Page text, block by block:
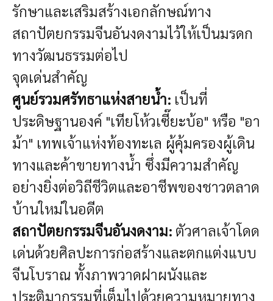
รักษาและเสริมสร้างเอกลักษณ์ทาง
สถาปัตยกรรมจีนอันงดงามไว้ให้เป็นมรดก
ทางวัฒนธรรมต่อไป
จุดเด่นสำคัญ
ศูนย์รวมศรัทธาแห่งสายน้ำ: เป็นที่
ประดิษฐานองค์ "เทียโห้วเซี๊ยะบ้อ" หรือ "อา
ม้า" เทพเจ้าแห่งท้องทะเล ผู้คุ้มครองผู้เดิน
ทางและค้าขายทางน้ำ ซึ่งมีความสำคัญ
อย่างยิ่งต่อวิถีชีวิตและอาชีพของชาวตลาด
บ้านใหม่ในอดีต
สถาปัตยกรรมจีนอันงดงาม: ตัวศาลเจ้าโดด
เด่นด้วยศิลปะการก่อสร้างและตกแต่งแบบ
จีนโบราณ ทั้งภาพวาดฝาผนังและ
ประติมากรรมที่เต็มไปด้วยความหมายทาง